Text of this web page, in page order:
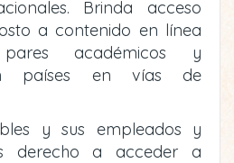
Brinda acceso
a contenido en línea
académicos y
países en vías de
y sus empleados y
derecho a acceder a